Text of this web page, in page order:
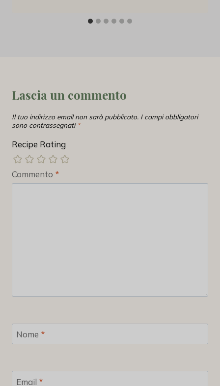
Lascia un commento
Il tuo indirizzo email non sarà pubblicato. I campi obbligatori
sono contrassegnati *
Recipe Rating
Commento *
Nome *
Email *